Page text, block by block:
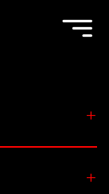
Toggle Menu